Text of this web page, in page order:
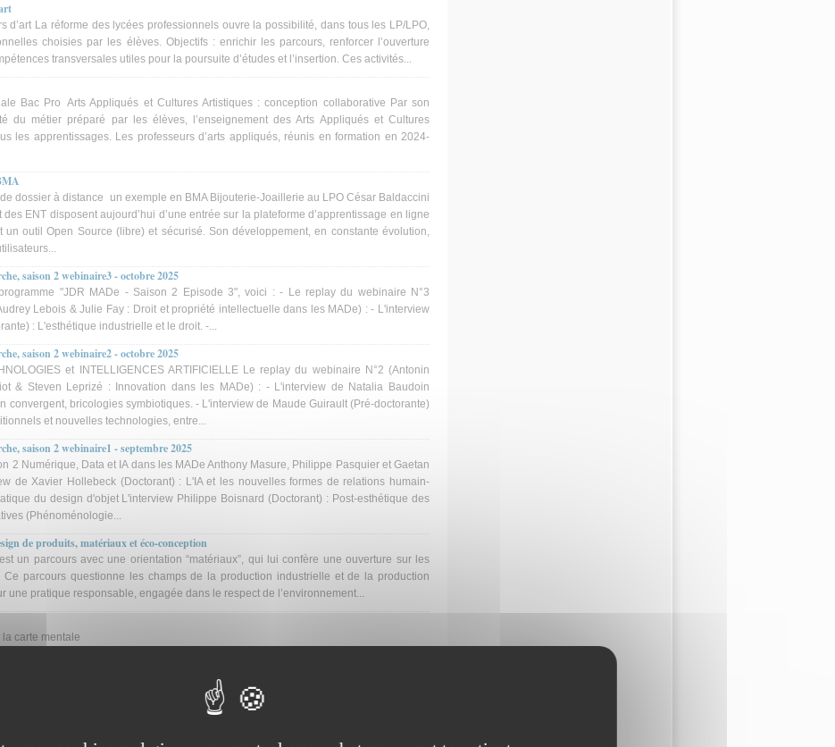
d’art La réforme des lycées professionnels ouvre la possibilité, dans tous les LP/LPO,
choisies par les élèves. Objectifs : enrichir les parcours, renforcer l’ouverture
transversales utiles pour la poursuite d’études et l’insertion. Ces activités...
Bac Pro Arts Appliqués et Cultures Artistiques : conception collaborative Par son
du métier préparé par les élèves, l’enseignement des Arts Appliqués et Cultures
les apprentissages. Les professeurs d’arts appliqués, réunis en formation en 2024-
dossier à distance un exemple en BMA Bijouterie-Joaillerie au LPO César Baldaccini
ENT disposent aujourd’hui d’une entrée sur la plateforme d’apprentissage en ligne
un outil Open Source (libre) et sécurisé. Son développement, en constante évolution,
saison 2 webinaire3 - octobre 2025
"JDR MADe - Saison 2 Episode 3", voici : - Le replay du webinaire N°3
Lebois & Julie Fay : Droit et propriété intellectuelle dans les MADe) : - L'interview
: L'esthétique industrielle et le droit. -...
saison 2 webinaire2 - octobre 2025
et INTELLIGENCES ARTIFICIELLE Le replay du webinaire N°2 (Antonin
& Steven Leprizé : Innovation dans les MADe) : - L'interview de Natalia Baudoin
convergent, bricologies symbiotiques. - L'interview de Maude Guirault (Pré-doctorante)
et nouvelles technologies, entre...
saison 2 webinaire1 - septembre 2025
2 Numérique, Data et IA dans les MADe Anthony Masure, Philippe Pasquier et Gaetan
de Xavier Hollebeck (Doctorant) : L'IA et les nouvelles formes de relations humain-
du design d'objet L'interview Philippe Boisnard (Doctorant) : Post-esthétique des
(Phénoménologie...
de produits, matériaux et éco-conception
un parcours avec une orientation “matériaux”, qui lui confère une ouverture sur les
Ce parcours questionne les champs de la production industrielle et de la production
une pratique responsable, engagée dans le respect de l’environnement...
carte mentale
d’une option Bijoux et créations textiles ouvertes aux élèves de Bac Pro
d’une option Bijoux et créations textiles ouvertes aux élèves de Bac Pro au lycée La